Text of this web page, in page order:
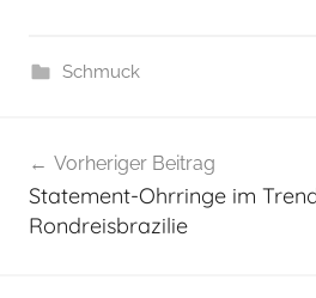
Schmuck
Vorheriger Beitrag
Statement-Ohrringe im
Rondreisbrazilie